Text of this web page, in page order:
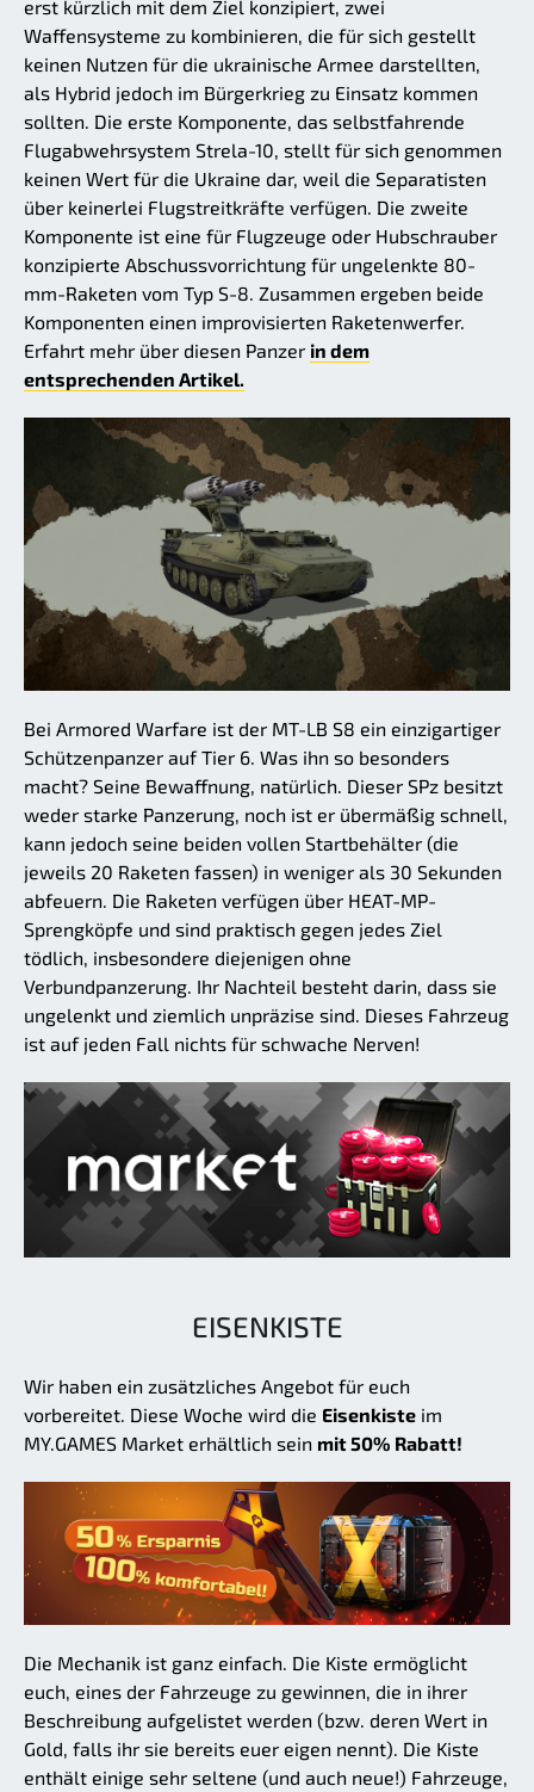
erst kürzlich mit dem Ziel konzipiert, zwei
Waffensysteme zu kombinieren, die für sich gestellt
keinen Nutzen für die ukrainische Armee darstellten,
als Hybrid jedoch im Bürgerkrieg zu Einsatz kommen
sollten. Die erste Komponente, das selbstfahrende
Flugabwehrsystem Strela-10, stellt für sich genommen
keinen Wert für die Ukraine dar, weil die Separatisten
über keinerlei Flugstreitkräfte verfügen. Die zweite
Komponente ist eine für Flugzeuge oder Hubschrauber
konzipierte Abschussvorrichtung für ungelenkte 80-
mm-Raketen vom Typ S-8. Zusammen ergeben beide
Komponenten einen improvisierten Raketenwerfer.
Erfahrt mehr über diesen Panzer in dem
entsprechenden Artikel.
Bei Armored Warfare ist der MT-LB S8 ein einzigartiger
Schützenpanzer auf Tier 6. Was ihn so besonders
macht? Seine Bewaffnung, natürlich. Dieser SPz besitzt
weder starke Panzerung, noch ist er übermäßig schnell,
kann jedoch seine beiden vollen Startbehälter (die
jeweils 20 Raketen fassen) in weniger als 30 Sekunden
abfeuern. Die Raketen verfügen über HEAT-MP-
Sprengköpfe und sind praktisch gegen jedes Ziel
tödlich, insbesondere diejenigen ohne
Verbundpanzerung. Ihr Nachteil besteht darin, dass sie
ungelenkt und ziemlich unpräzise sind. Dieses Fahrzeug
ist auf jeden Fall nichts für schwache Nerven!
EISENKISTE
Wir haben ein zusätzliches Angebot für euch
vorbereitet. Diese Woche wird die Eisenkiste im
MY.GAMES Market erhältlich sein mit 50% Rabatt!
Die Mechanik ist ganz einfach. Die Kiste ermöglicht
euch, eines der Fahrzeuge zu gewinnen, die in ihrer
Beschreibung aufgelistet werden (bzw. deren Wert in
Gold, falls ihr sie bereits euer eigen nennt). Die Kiste
enthält einige sehr seltene (und auch neue!) Fahrzeuge,